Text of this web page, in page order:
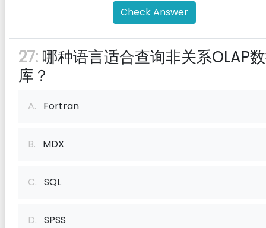
Check Answer
27: 哪种语言适合查询非关系OLAP
库？
A. Fortran
B. MDX
C. SQL
D. SPSS